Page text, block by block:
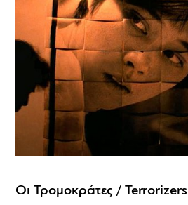
Οι Τρομοκράτες / Terrorizers